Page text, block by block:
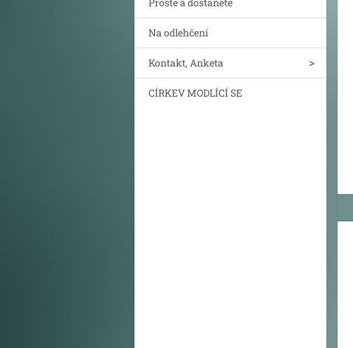
Na odlehčení
Kontakt, Anketa
CÍRKEV MODLÍCÍ SE